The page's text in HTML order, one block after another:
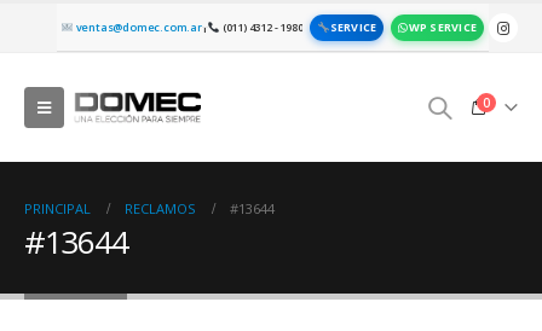
ventas@domec.com.ar| (011) 4312 - 1980 SERVICE WP SERVICE
0
PRINCIPAL RECLAMOS #13644
#13644